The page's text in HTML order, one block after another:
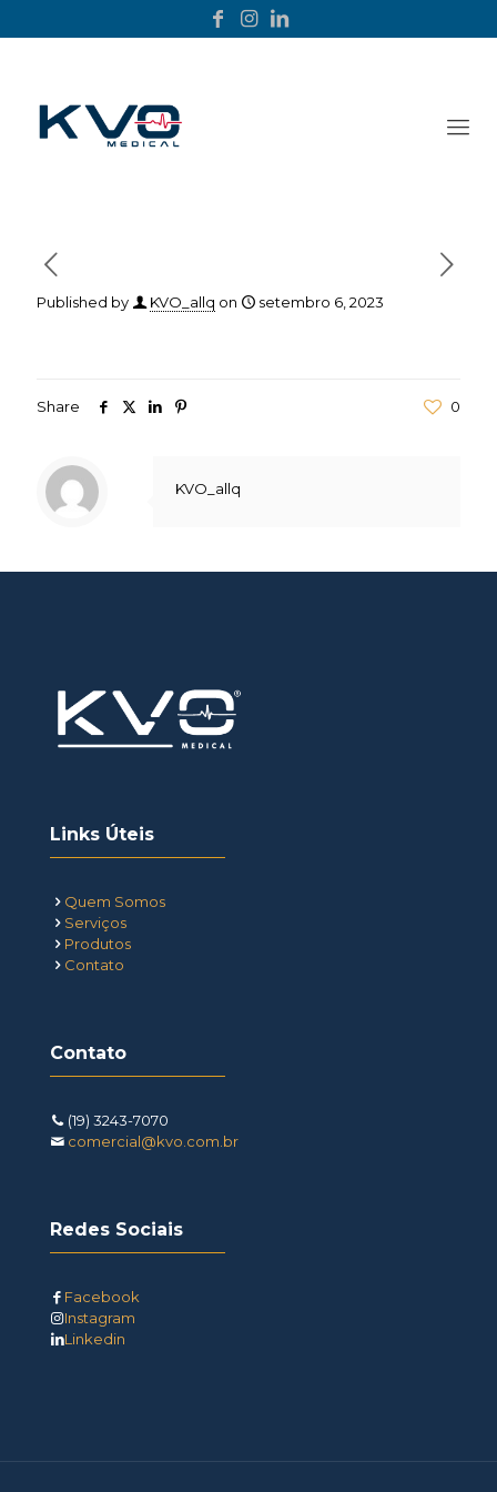
Published by KVO_allq on setembro 6, 2023
Share 0
KVO_allq
Links Úteis
Quem Somos
Serviços
Produtos
Contato
Contato
(19) 3243-7070
comercial@kvo.com.br
Redes Sociais
Facebook
Instagram
Linkedin